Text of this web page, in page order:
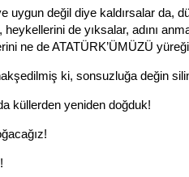
uygun değil diye kaldırsalar da,
de yıksalar, adını
ne de ATATÜRK’ÜMÜZÜ
ki, sonsuzluğa değin
küllerden yeniden doğduk!